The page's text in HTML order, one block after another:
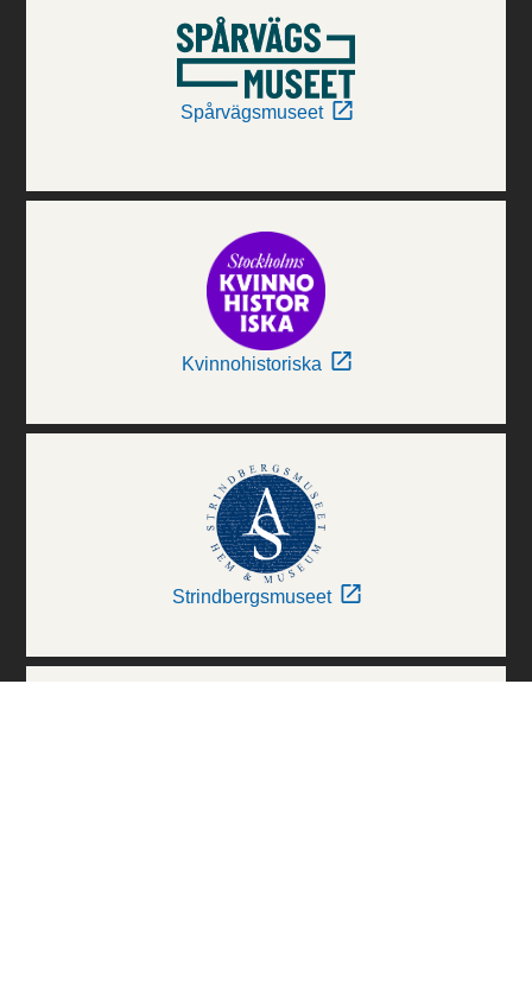
Spårvägsmuseet
Kvinnohistoriska
Strindbergsmuseet